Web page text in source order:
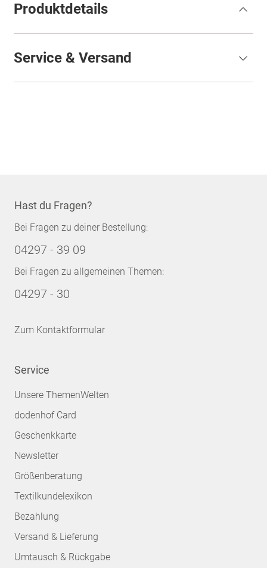
Produktdetails
Service & Versand
Hast du Fragen?
Bei Fragen zu deiner Bestellung:
04297 - 39 09
Bei Fragen zu allgemeinen Themen:
04297 - 30
Zum Kontaktformular
Service
Unsere ThemenWelten
dodenhof Card
Geschenkkarte
Newsletter
Größenberatung
Textilkundelexikon
Bezahlung
Versand & Lieferung
Umtausch & Rückgabe